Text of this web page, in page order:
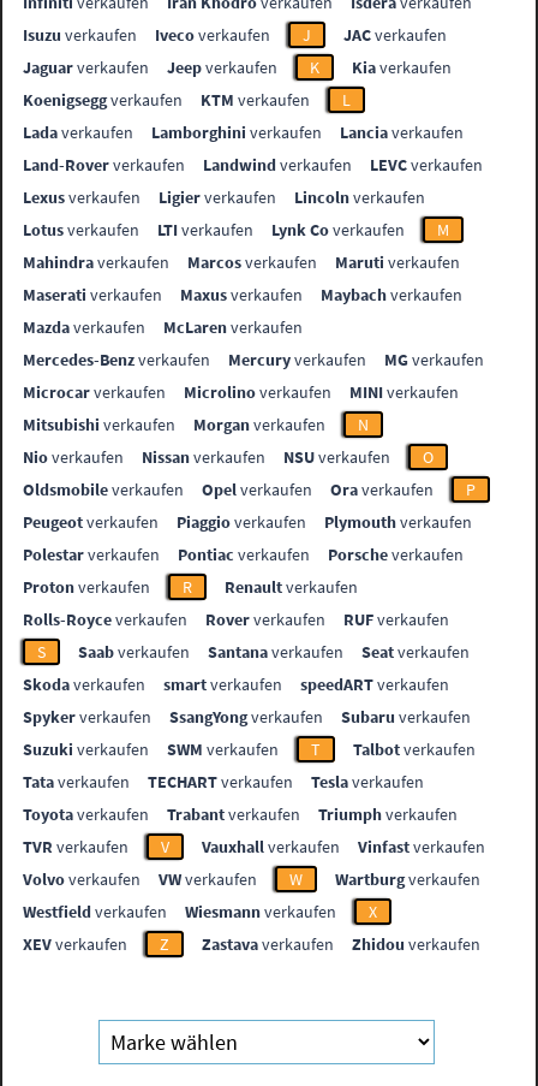
Isuzu verkaufen Ivecoverkaufen J JACverkaufen
Jaguarverkaufen Jeepverkaufen K Kiaverkaufen
Koenigseggverkaufen KTM verkaufen
L
Ladaverkaufen Lamborghini verkaufen Lanciaverkaufen
Land-Roververkaufen Landwindverkaufen LEVCverkaufen
Lexusverkaufen Ligierverkaufen Lincolnverkaufen
Lotusverkaufen LTIverkaufen Lynk Coverkaufen
M
Mahindraverkaufen Marcosverkaufen Maruti verkaufen
Maserati verkaufen Maxusverkaufen Maybachverkaufen
Mazdaverkaufen McLarenverkaufen
Mercedes-Benzverkaufen Mercuryverkaufen MGverkaufen
Microcarverkaufen Microlinoverkaufen MINIverkaufen
Mitsubishi verkaufen Morganverkaufen
N
Nioverkaufen Nissanverkaufen NSUverkaufen
O
Oldsmobileverkaufen Opelverkaufen Oraverkaufen
P
Peugeotverkaufen Piaggioverkaufen Plymouthverkaufen
Polestarverkaufen Pontiac verkaufen Porscheverkaufen
Protonverkaufen R Renaultverkaufen
Rolls-Royceverkaufen Roververkaufen RUFverkaufen
S
Saabverkaufen Santanaverkaufen Seatverkaufen
Skodaverkaufen smartverkaufen speedARTverkaufen
Spykerverkaufen SsangYongverkaufen Subaru verkaufen
Suzuki verkaufen SWM verkaufen T Talbotverkaufen
Tataverkaufen TECHARTverkaufen Teslaverkaufen
Toyotaverkaufen Trabantverkaufen Triumphverkaufen
TVR verkaufen V Vauxhallverkaufen Vinfastverkaufen
Volvoverkaufen VWverkaufen W Wartburgverkaufen
Westfieldverkaufen Wiesmannverkaufen
X
XEVverkaufen Z Zastavaverkaufen Zhidou verkaufen